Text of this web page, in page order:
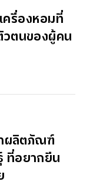
ครื่องหอมที่
วตนของผู้คน
ผลิตภัณฑ์
ที่อยากยืน